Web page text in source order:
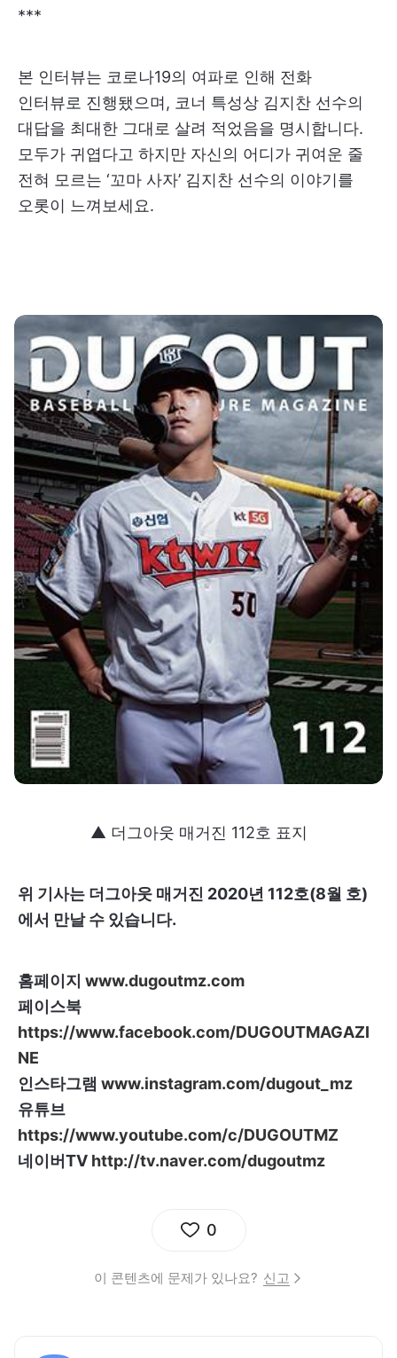
***
본 인터뷰는 코로나19의 여파로 인해 전화
인터뷰로 진행됐으며, 코너 특성상 김지찬 선수의
대답을 최대한 그대로 살려 적었음을 명시합니다.
모두가 귀엽다고 하지만 자신의 어디가 귀여운 줄
전혀 모르는 ‘꼬마 사자’ 김지찬 선수의 이야기를
오롯이 느껴보세요.
▲ 더그아웃 매거진 112호 표지
위 기사는 더그아웃 매거진 2020년 112호(8월 호)
에서 만날 수 있습니다.
홈페이지 www.dugoutmz.com
페이스북
https://www.facebook.com/DUGOUTMAGAZI
NE
인스타그램 www.instagram.com/dugout_mz
유튜브
https://www.youtube.com/c/DUGOUTMZ
네이버TV http://tv.naver.com/dugoutmz
0
이 콘텐츠에 문제가 있나요? 신고